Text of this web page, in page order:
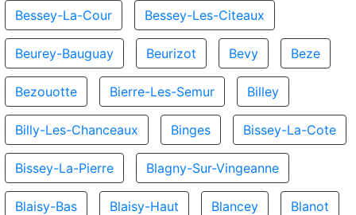
Bessey-La-Cour Bessey-Les-Citeaux
Beurey-Bauguay Beurizot Bevy Beze
Bezouotte Bierre-Les-Semur Billey
Billy-Les-Chanceaux Binges Bissey-La-Cote
Bissey-La-Pierre Blagny-Sur-Vingeanne
Blaisy-Bas Blaisy-Haut Blancey Blanot